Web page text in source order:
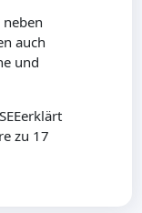
auch
und
zu 17